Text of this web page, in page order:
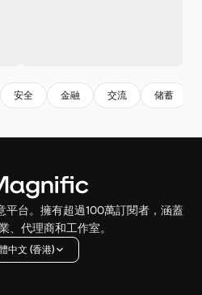
安全 金融 交流 储蓄
平台。擁有超過100萬訂閱者，涵蓋
、代理商和工作室。
中文 (香港)